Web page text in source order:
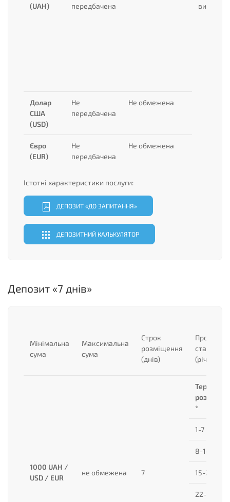
(UAH)
передбачена
вимоги
Долар
США
(USD)
Не
передбачена
Не обмежена
Євро
(EUR)
Не
передбачена
Не обмежена
Істотні характеристики послуги:
ДЕПОЗИТ «ДО ЗАПИТАННЯ»
ДЕПОЗИТНИЙ КАЛЬКУЛЯТОР
Депозит «7 днів»
Мінімальна
сума
Максимальна
сума
Строк
розміщення
(днів)
ставка
(річна)
1000 UAH /
USD / EUR
не обмежена 7
Термін
*
1-7
8-14
15-21
22-28